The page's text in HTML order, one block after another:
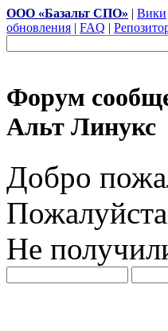
ООО «Базальт СПО» | Вики
обновления | FAQ |
Форум
Альт Линукс
Добро
Не